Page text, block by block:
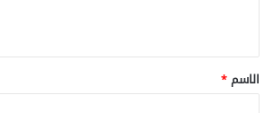
*
الاسم*